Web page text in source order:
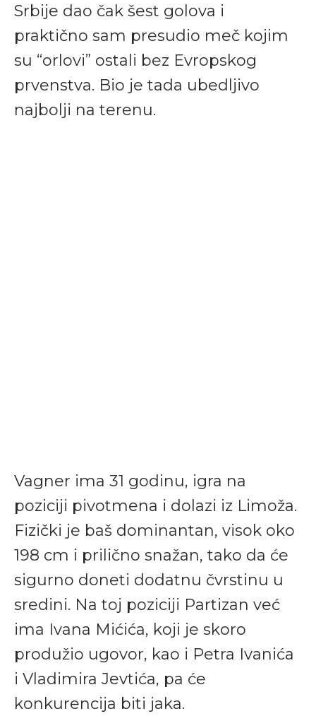
Srbije dao čak šest golova i
praktično sam presudio meč kojim
su “orlovi” ostali bez Evropskog
prvenstva. Bio je tada ubedljivo
najbolji na terenu.
Vagner ima 31 godinu, igra na
poziciji pivotmena i dolazi iz Limoža.
Fizički je baš dominantan, visok oko
198 cm i prilično snažan, tako da će
sigurno doneti dodatnu čvrstinu u
sredini. Na toj poziciji Partizan već
ima Ivana Mićića, koji je skoro
produžio ugovor, kao i Petra Ivanića
i Vladimira Jevtića, pa će
konkurencija biti jaka.